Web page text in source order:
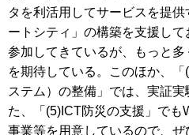
タを利活用してサービスを提
ートシティ」の構築を支援し
参加してきているが、もっと
を期待している。このほか、
ステム）の整備」では、実証
た、「(5)ICT防災の支援」でも
事業等を用意しているので、ぜ